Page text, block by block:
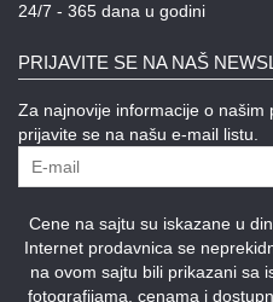
24/7 - 365 dana u godini
PRIJAVITE SE NA NAŠ
Za najnovije informacije o našim
prijavite se na našu e-mail listu.
Cene na sajtu su iskazane u
Internet prodavnica se
na ovom sajtu bili prikazani sa
fotografijama, cenama i